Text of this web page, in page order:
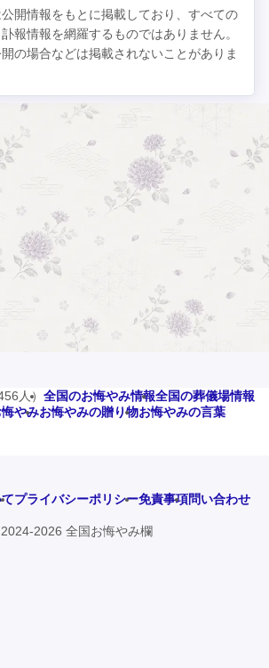
開情報をもとに掲載しており、すべての
報情報を網羅するものではありません。
の場合などは掲載されないことがありま
人） 全国のお悔やみ情報全国の葬儀場情報
やみお悔やみの贈り物お悔やみの言葉
プライバシーポリシー免責事項問い合わせ
2026 全国お悔やみ欄